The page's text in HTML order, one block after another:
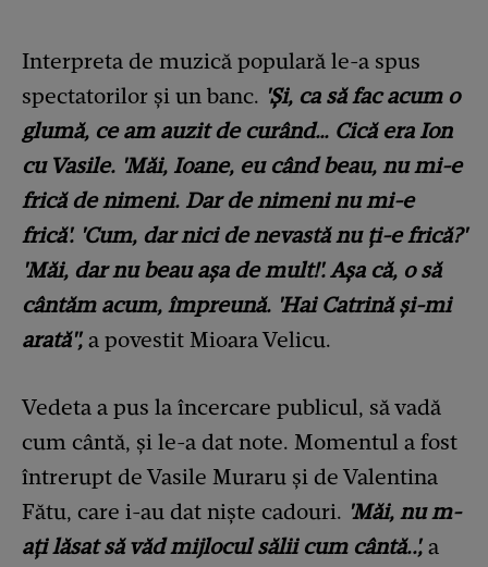
Interpreta de muzică populară le-a spus
spectatorilor și un banc. 'Și, ca să fac acum o
glumă, ce am auzit de curând… Cică era Ion
cu Vasile. 'Măi, Ioane, eu când beau, nu mi-e
frică de nimeni. Dar de nimeni nu mi-e
frică'. 'Cum, dar nici de nevastă nu ți-e frică?'
'Măi, dar nu beau așa de mult!'. Așa că, o să
cântăm acum, împreună. 'Hai Catrină și-mi
arată'', a povestit Mioara Velicu.
Vedeta a pus la încercare publicul, să vadă
cum cântă, și le-a dat note. Momentul a fost
întrerupt de Vasile Muraru și de Valentina
Fătu, care i-au dat niște cadouri. 'Măi, nu m-
ați lăsat să văd mijlocul sălii cum cântă..', a